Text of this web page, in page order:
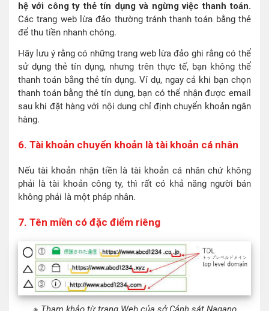
hệ với công ty thẻ tín dụng và ngừng việc thanh toán.
Các trang web lừa đảo thường tránh thanh toán bằng thẻ
để thu tiền nhanh chóng.
Hãy lưu ý rằng có những trang web lừa đảo ghi rằng có thể
sử dụng thẻ tín dụng, nhưng trên thực tế, bạn không thể
thanh toán bằng thẻ tín dụng. Ví dụ, ngay cả khi bạn chọn
thanh toán bằng thẻ tín dụng, bạn có thể nhận được email
sau khi đặt hàng với nội dung chỉ định chuyển khoản ngân
hàng.
6. Tài khoản chuyển khoản là tài khoản cá nhân
Nếu tài khoản nhận tiền là tài khoản cá nhân chứ không
phải là tài khoản công ty, thì rất có khả năng người bán
không phải là một pháp nhân.
7. Tên miền có đặc điểm riêng